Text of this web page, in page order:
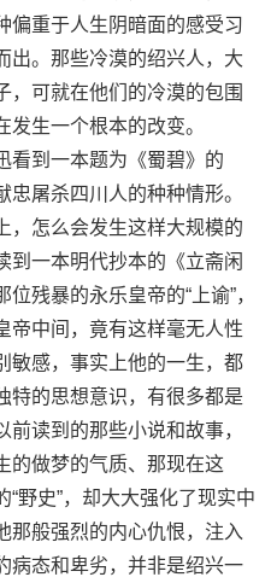
偏重于人生阴暗面的感受习
出。那些冷漠的绍兴人，大
，可就在他们的冷漠的包围
生一个根本的改变。
到一本题为《蜀碧》的
屠杀四川人的种种情形。
，怎么会发生这样大规模的
到一本明代抄本的《立斋闲
残暴的永乐皇帝的“上谕”，
帝中间，竟有这样毫无人性
敏感，事实上他的一生，都
特的思想意识，有很多都是
读到的那些小说和故事，
的做梦的气质、那现在这
“野史”，却大大强化了现实中
那般强烈的内心仇恨，注入
病态和卑劣，并非是绍兴一